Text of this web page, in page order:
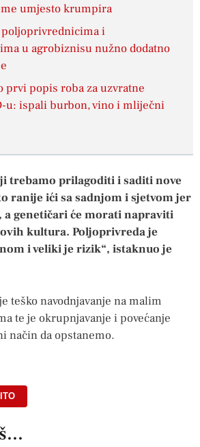
umjesto krumpira
i
u agrobiznisu nužno dodatno
prvi popis roba za uzvratne
u: ispali burbon, vino i mliječni
trebamo prilagoditi i saditi nove
ranije ići sa sadnjom i sjetvom jer
a genetičari će morati napraviti
kultura. Poljoprivreda je
i veliki je rizik“, istaknuo je
teško navodnjavanje na malim
te je okrupnjavanje i povećanje
način da opstanemo.